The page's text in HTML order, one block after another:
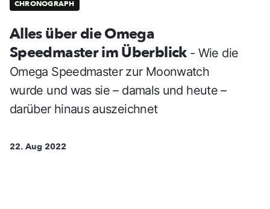
CHRONOGRAPH
Alles über die Omega
Speedmaster im Überblick - Wie die
Omega Speedmaster zur Moonwatch
wurde und was sie – damals und heute –
darüber hinaus auszeichnet
22. Aug 2022